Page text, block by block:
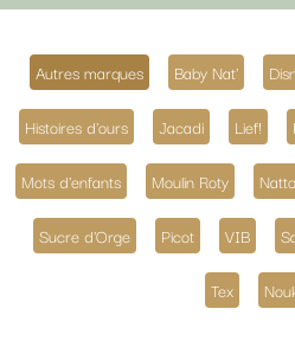
Autres marques Baby Nat'
Histoires d'ours Jacadi Lief!
Mots d'enfants Moulin Roty
Sucre d'Orge Picot VIB
Tex